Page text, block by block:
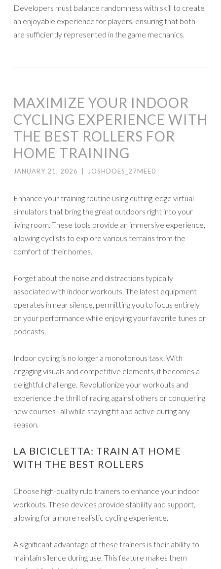
Developers must balance randomness with skill to create
an enjoyable experience for players, ensuring that both
are sufficiently represented in the game mechanics.
MAXIMIZE YOUR INDOOR
CYCLING EXPERIENCE WITH
THE BEST ROLLERS FOR
HOME TRAINING
JANUARY 21, 2026 JOSHDOES_27MEE0
Enhance your training routine using cutting-edge virtual
simulators that bring the great outdoors right into your
living room. These tools provide an immersive experience,
allowing cyclists to explore various terrains from the
comfort of their homes.
Forget about the noise and distractions typically
associated with indoor workouts. The latest equipment
operates in near silence, permitting you to focus entirely
on your performance while enjoying your favorite tunes or
podcasts.
Indoor cycling is no longer a monotonous task. With
engaging visuals and competitive elements, it becomes a
delightful challenge. Revolutionize your workouts and
experience the thrill of racing against others or conquering
new courses–all while staying fit and active during any
season.
LA BICICLETTA: TRAIN AT HOME
WITH THE BEST ROLLERS
Choose high-quality rulo trainers to enhance your indoor
workouts. These devices provide stability and support,
allowing for a more realistic cycling experience.
A significant advantage of these trainers is their ability to
maintain silence during use. This feature makes them